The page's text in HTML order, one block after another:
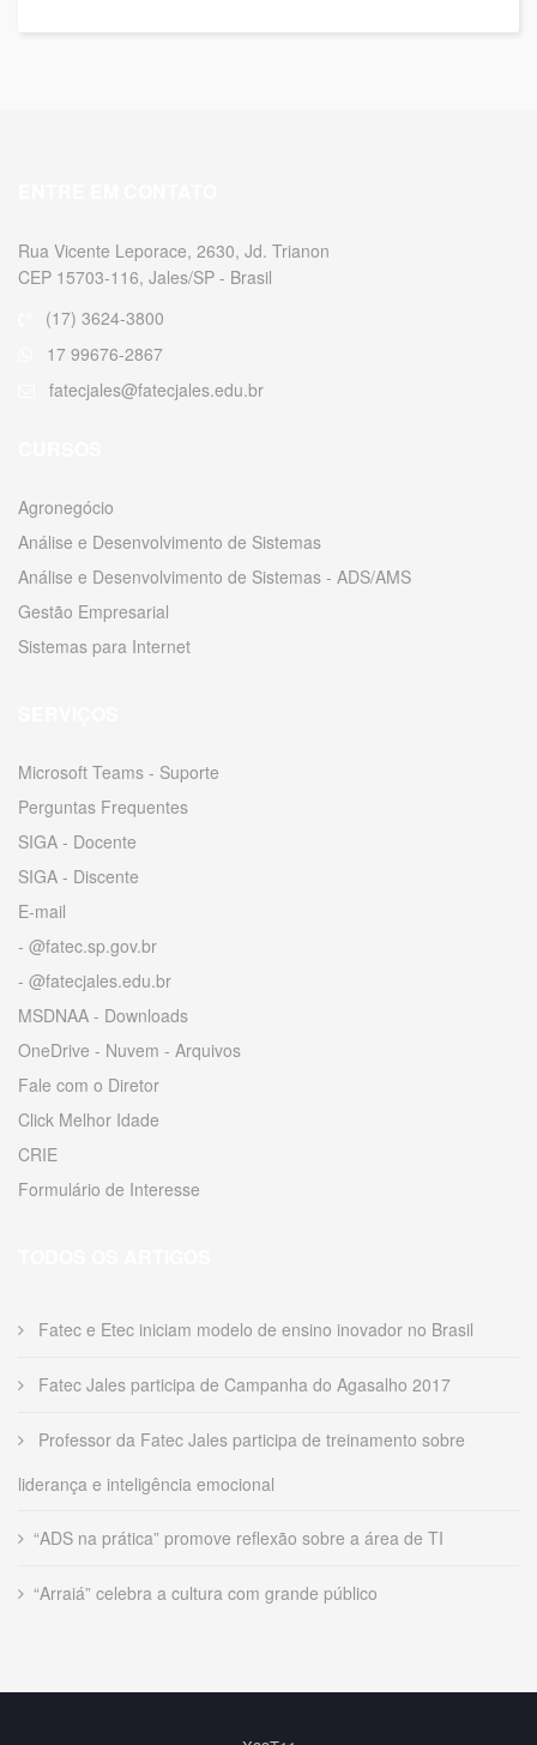
Rua Vicente Leporace, 2630, Jd. Trianon
CEP 15703-116, Jales/SP - Brasil
(17) 3624-3800
17 99676-2867
fatecjales@fatecjales.edu.br
Agronegócio
Análise e Desenvolvimento de Sistemas
Análise e Desenvolvimento de Sistemas - ADS/AMS
Gestão Empresarial
Sistemas para Internet
Microsoft Teams - Suporte
Perguntas Frequentes
SIGA - Docente
SIGA - Discente
E-mail
- @fatec.sp.gov.br
- @fatecjales.edu.br
MSDNAA - Downloads
OneDrive - Nuvem - Arquivos
Fale com o Diretor
Click Melhor Idade
CRIE
Formulário de Interesse
Fatec e Etec iniciam modelo de ensino inovador no Brasil
Fatec Jales participa de Campanha do Agasalho 2017
Professor da Fatec Jales participa de treinamento sobre
liderança e inteligência emocional
“ADS na prática” promove reflexão sobre a área de TI
“Arraiá” celebra a cultura com grande público